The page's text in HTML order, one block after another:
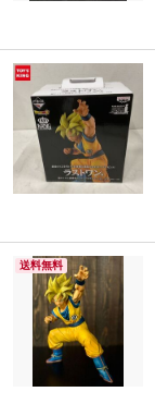
送料無料